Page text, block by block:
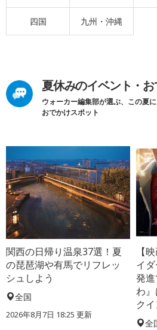
四国 九州・沖縄
夏休みのイベント・
ウォーカー編集部が選ぶ、この夏
おでかけスポット
関西の日帰り温泉37選！夏
の琵琶湖や有馬でリフレッ
シュしよう
全国
2026年8月7日 18:25 更新
【
イ
発
わ
ク
全